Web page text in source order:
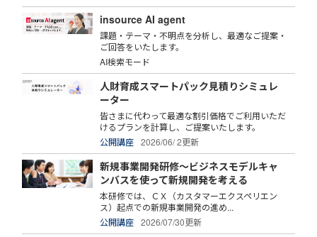
insource AI agent
課題・テーマ・不明点を分析し、最適なご提案・
ご回答をいたします。
AI検索モード
人財育成スマートパック見積りシミュレ
ーター
皆さまに代わって最適な割引価格でご利用いただ
けるプランを計算し、ご提案いたします。
公開講座
2026/06/ 2更新
新規事業開発研修～ビジネスモデルキャ
ンバスを使って新規開発を考える
本研修では、ＣＸ（カスタマーエクスペリエン
ス）起点での新規事業開発の進め...
公開講座
2026/07/30更新